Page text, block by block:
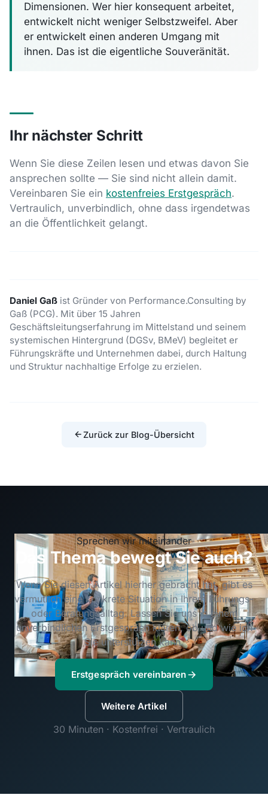
Dimensionen. Wer hier konsequent arbeitet,
entwickelt nicht weniger Selbstzweifel. Aber
er entwickelt einen anderen Umgang mit
ihnen. Das ist die eigentliche Souveränität.
Ihr nächster Schritt
Wenn Sie diese Zeilen lesen und etwas davon Sie
ansprechen sollte — Sie sind nicht allein damit.
Vereinbaren Sie ein kostenfreies Erstgespräch.
Vertraulich, unverbindlich, ohne dass irgendetwas
an die Öffentlichkeit gelangt.
Daniel Gaß ist Gründer von Performance.Consulting by
Gaß (PCG). Mit über 15 Jahren
Geschäftsleitungserfahrung im Mittelstand und seinem
systemischen Hintergrund (DGSv, BMeV) begleitet er
Führungskräfte und Unternehmen dabei, durch Haltung
und Struktur nachhaltige Erfolge zu erzielen.
Zurück zur Blog-Übersicht
Sprechen wir miteinander
Das Thema bewegt Sie auch?
Wenn Sie diesen Artikel hierher gebracht hat, gibt es
vermutlich eine konkrete Situation in Ihrem Führungs-
oder Beratungsalltag. Lassen Sie uns in einem
unverbindlichen Erstgespräch klären, ob und wie ich
Sie unterstützen kann.
Erstgespräch vereinbaren
Weitere Artikel
30 Minuten · Kostenfrei · Vertraulich